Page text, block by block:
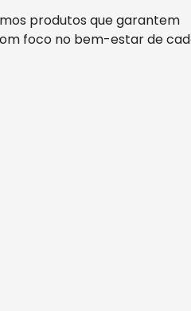
produtos que garantem
foco no bem-estar de